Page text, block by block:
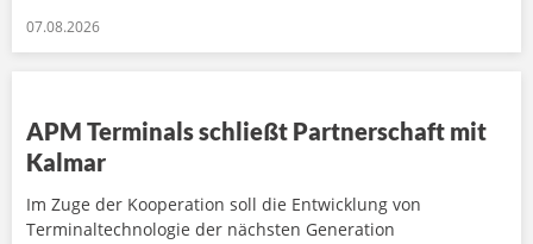
07.08.2026
APM Terminals schließt Partnerschaft mit
Kalmar
Im Zuge der Kooperation soll die Entwicklung von
Terminaltechnologie der nächsten Generation